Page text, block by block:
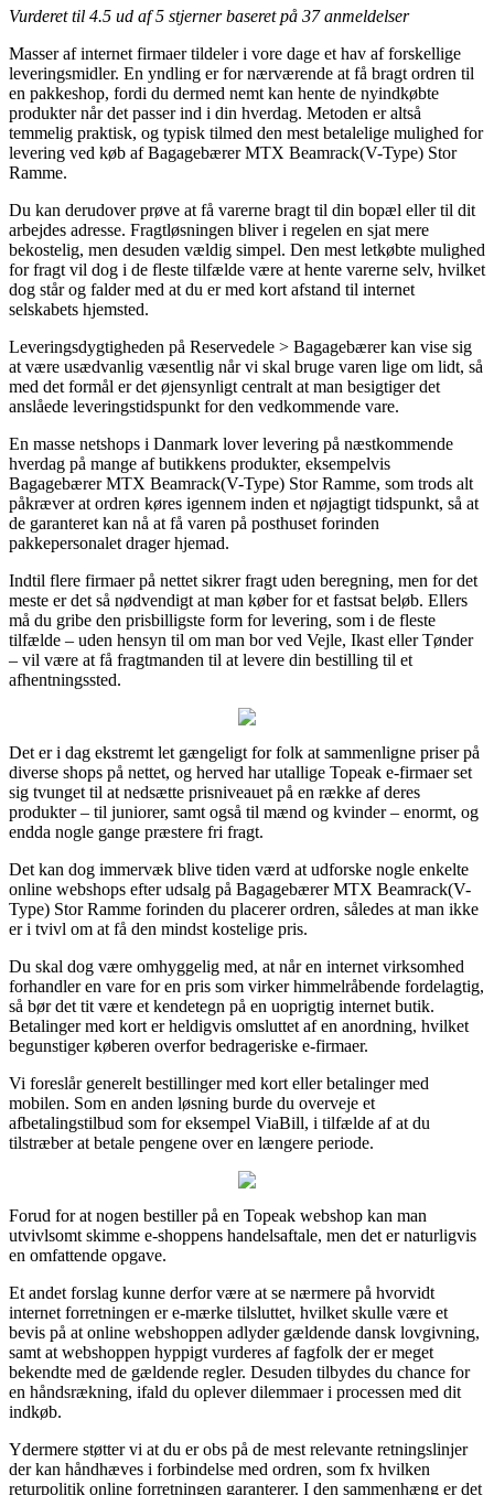
Vurderet til 4.5 ud af 5 stjerner baseret på 37anmeldelser
Masser af internet firmaer tildeler i vore dage et hav af forskellige
leveringsmidler. En yndling er for nærværende at få bragt ordren til
en pakkeshop, fordi du dermed nemt kan hente de nyindkøbte
produkter når det passer ind i din hverdag. Metoden er altså
temmelig praktisk, og typisk tilmed den mest betalelige mulighed for
levering ved køb af Bagagebærer MTX Beamrack(V-Type) Stor
Ramme.
Du kan derudover prøve at få varerne bragt til din bopæl eller til dit
arbejdes adresse. Fragtløsningen bliver i regelen en sjat mere
bekostelig, men desuden vældig simpel. Den mest letkøbte mulighed
for fragt vil dog i de fleste tilfælde være at hente varerne selv, hvilket
dog står og falder med at du er med kort afstand til internet
selskabets hjemsted.
Leveringsdygtigheden på Reservedele > Bagagebærer kan vise sig
at være usædvanlig væsentlig når vi skal bruge varen lige om lidt, så
med det formål er det øjensynligt centralt at man besigtiger det
anslåede leveringstidspunkt for den vedkommende vare.
En masse netshops i Danmark lover levering på næstkommende
hverdag på mange af butikkens produkter, eksempelvis
Bagagebærer MTX Beamrack(V-Type) Stor Ramme, som trods alt
påkræver at ordren køres igennem inden et nøjagtigt tidspunkt, så at
de garanteret kan nå at få varen på posthuset forinden
pakkepersonalet drager hjemad.
Indtil flere firmaer på nettet sikrer fragt uden beregning, men for det
meste er det så nødvendigt at man køber for et fastsat beløb. Ellers
må du gribe den prisbilligste form for levering, som i de fleste
tilfælde – uden hensyn til om man bor ved Vejle, Ikast eller Tønder
– vil være at få fragtmanden til at levere din bestilling til et
afhentningssted.
Det er i dag ekstremt let gængeligt for folk at sammenligne priser på
diverse shops på nettet, og herved har utallige Topeak e-firmaer set
sig tvunget til at nedsætte prisniveauet på en række af deres
produkter – til juniorer, samt også til mænd og kvinder – enormt, og
endda nogle gange præstere fri fragt.
Det kan dog immervæk blive tiden værd at udforske nogle enkelte
online webshops efter udsalg på Bagagebærer MTX Beamrack(V-
Type) Stor Ramme forinden du placerer ordren, således at man ikke
er i tvivl om at få den mindst kostelige pris.
Du skal dog være omhyggelig med, at når en internet virksomhed
forhandler en vare for en pris som virker himmelråbende fordelagtig,
så bør det tit være et kendetegn på en uoprigtig internet butik.
Betalinger med kort er heldigvis omsluttet af en anordning, hvilket
begunstiger køberen overfor bedrageriske e-firmaer.
Vi foreslår generelt bestillinger med kort eller betalinger med
mobilen. Som en anden løsning burde du overveje et
afbetalingstilbud som for eksempel ViaBill, i tilfælde af at du
tilstræber at betale pengene over en længere periode.
Forud for at nogen bestiller på en Topeak webshop kan man
utvivlsomt skimme e-shoppens handelsaftale, men det er naturligvis
en omfattende opgave.
Et andet forslag kunne derfor være at se nærmere på hvorvidt
internet forretningen er e-mærke tilsluttet, hvilket skulle være et
bevis på at online webshoppen adlyder gældende dansk lovgivning,
samt at webshoppen hyppigt vurderes af fagfolk der er meget
bekendte med de gældende regler. Desuden tilbydes du chance for
en håndsrækning, ifald du oplever dilemmaer i processen med dit
indkøb.
Ydermere støtter vi at du er obs på de mest relevante retningslinjer
der kan håndhæves i forbindelse med ordren, som fx hvilken
returpolitik online forretningen garanterer. I den sammenhæng er det